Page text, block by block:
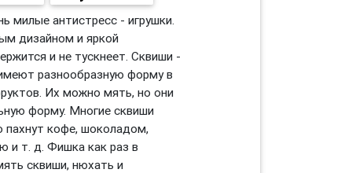
милые антистресс - игрушки.
дизайном и яркой
и не тускнеет. Сквиши -
разнообразную форму в
Их можно мять, но они
форму. Многие сквиши
пахнут кофе, шоколадом,
и т. д. Фишка как раз в
сквиши, нюхать и